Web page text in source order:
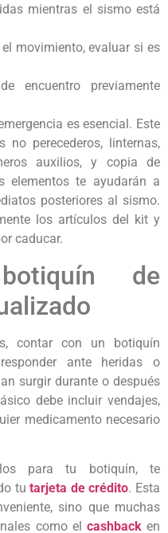
mientras el sismo está
movimiento, evaluar si es
encuentro previamente
es esencial. Este
no perecederos, linternas,
auxilios, y copia de
elementos te ayudarán a
posteriores al sismo.
los artículos del kit y
caducar.
de
contar con un botiquín
ante heridas o
surgir durante o después
debe incluir vendajes,
medicamento necesario
para tu botiquín, te
tutarjeta de crédito. Esta
sino que muchas
como el cashbacken